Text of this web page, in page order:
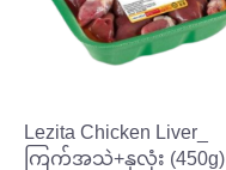
Lezita Chicken Liver_
ကြက်အသဲ+နှလုံး (450g)